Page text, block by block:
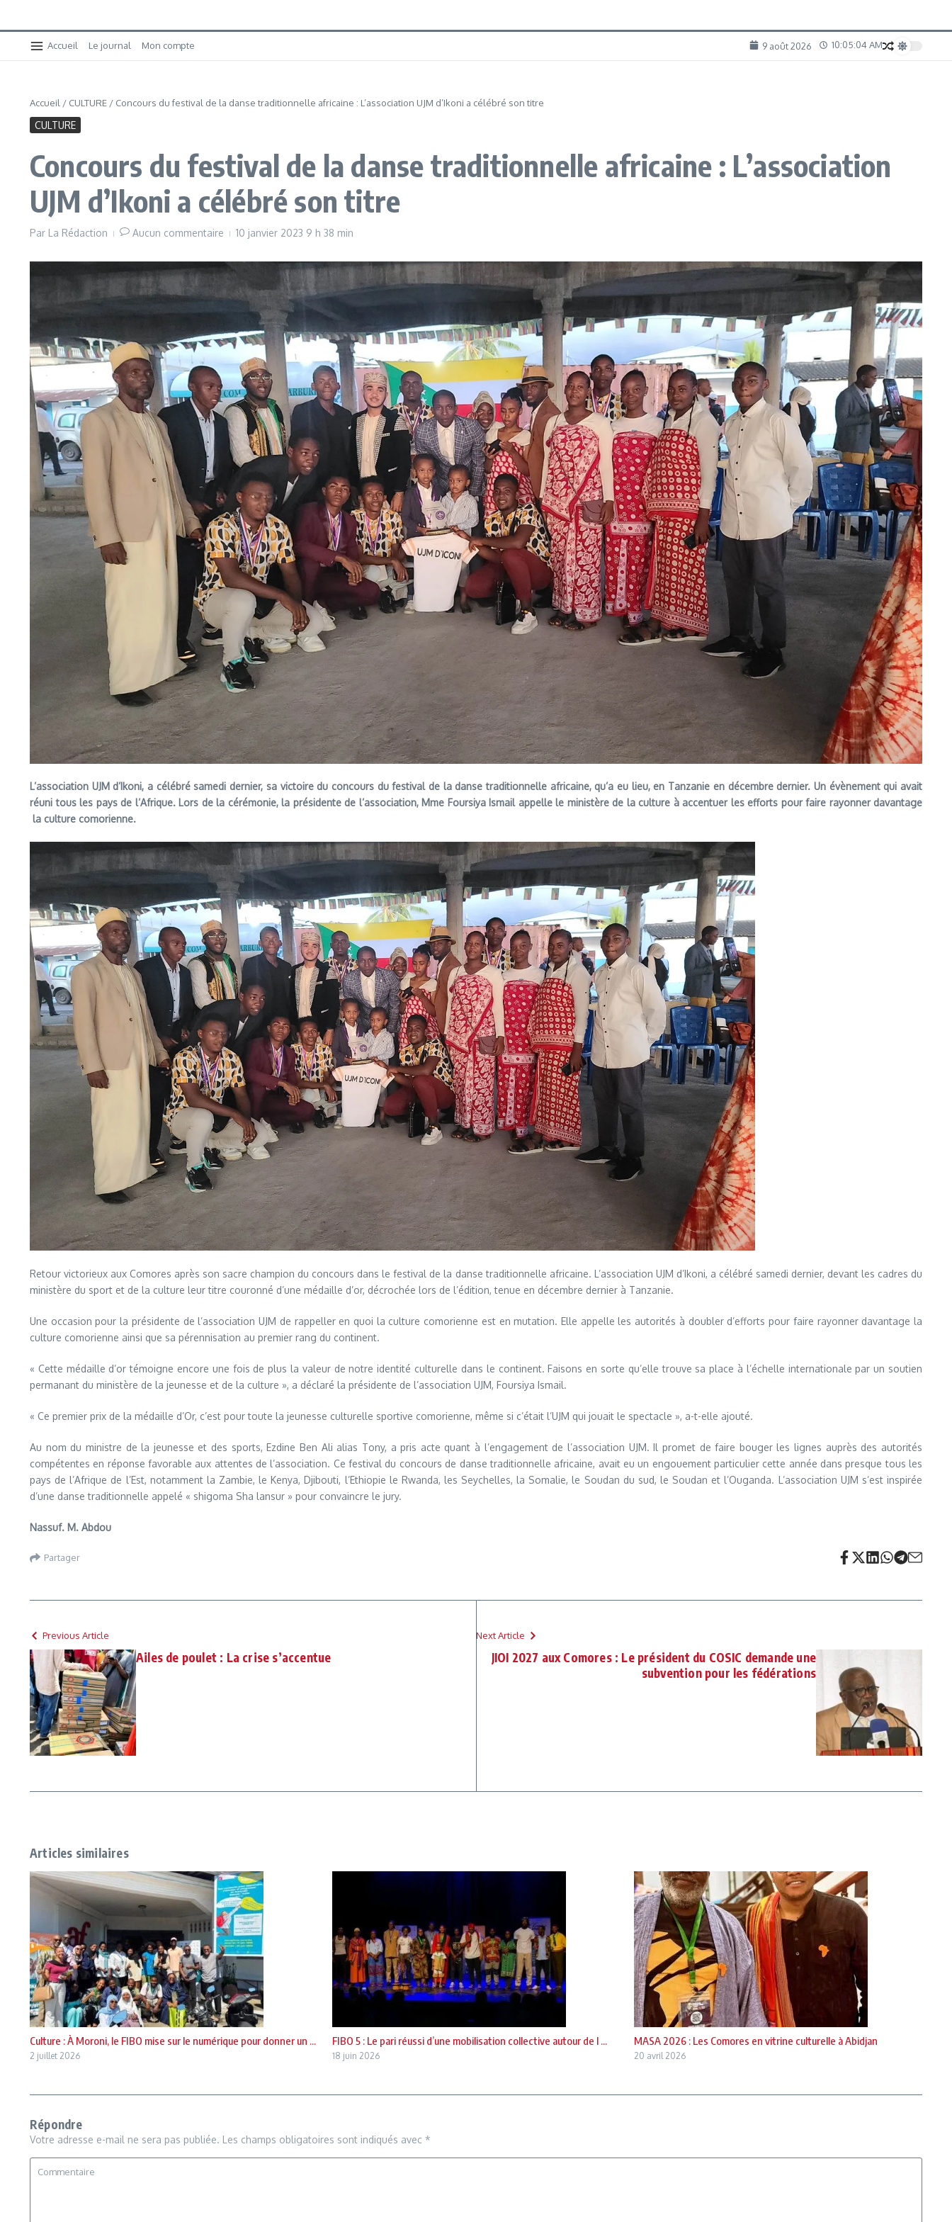
Accueil Le journal Mon compte 9 août 2026 10:05:05 AM
Accueil / CULTURE / Concours du festival de la danse traditionnelle africaine : L’association UJM d’Ikoni a célébré son titre
CULTURE
Concours du festival de la danse traditionnelle africaine : L’association
UJM d’Ikoni a célébré son titre
Par La Rédaction Aucun commentaire 10 janvier 2023 9 h 38 min
L’association UJM d’Ikoni, a célébré samedi dernier, sa victoire du concours du festival de la danse traditionnelle africaine, qu’a eu lieu, en Tanzanie en décembre dernier. Un évènement qui avait
réuni tous les pays de l’Afrique. Lors de la cérémonie, la présidente de l’association, Mme Foursiya Ismail appelle le ministère de la culture à accentuer les efforts pour faire rayonner davantage
la culture comorienne.
Retour victorieux aux Comores après son sacre champion du concours dans le festival de la danse traditionnelle africaine. L’association UJM d’Ikoni, a célébré samedi dernier, devant les cadres du
ministère du sport et de la culture leur titre couronné d’une médaille d’or, décrochée lors de l’édition, tenue en décembre dernier à Tanzanie.
Une occasion pour la présidente de l’association UJM de rappeller en quoi la culture comorienne est en mutation. Elle appelle les autorités à doubler d’efforts pour faire rayonner davantage la
culture comorienne ainsi que sa pérennisation au premier rang du continent.
« Cette médaille d’or témoigne encore une fois de plus la valeur de notre identité culturelle dans le continent. Faisons en sorte qu’elle trouve sa place à l’échelle internationale par un soutien
permanant du ministère de la jeunesse et de la culture », a déclaré la présidente de l’association UJM, Foursiya Ismail.
« Ce premier prix de la médaille d’Or, c’est pour toute la jeunesse culturelle sportive comorienne, même si c’était l’UJM qui jouait le spectacle », a-t-elle ajouté.
Au nom du ministre de la jeunesse et des sports, Ezdine Ben Ali alias Tony, a pris acte quant à l’engagement de l’association UJM. Il promet de faire bouger les lignes auprès des autorités
compétentes en réponse favorable aux attentes de l’association. Ce festival du concours de danse traditionnelle africaine, avait eu un engouement particulier cette année dans presque tous les
pays de l’Afrique de l’Est, notamment la Zambie, le Kenya, Djibouti, l’Ethiopie le Rwanda, les Seychelles, la Somalie, le Soudan du sud, le Soudan et l’Ouganda. L’association UJM s’est inspirée
d’une danse traditionnelle appelé « shigoma Sha lansur » pour convaincre le jury.
Nassuf. M. Abdou
Partager
Previous Article
Ailes de poulet : La crise s’accentue
Next Article
JIOI 2027 aux Comores : Le président du COSIC demande une
subvention pour les fédérations
Articles similaires
Culture : À Moroni, le FIBO mise sur le numérique pour donner un ...
2 juillet 2026
FIBO 5 : Le pari réussi d’une mobilisation collective autour de l ...
18 juin 2026
MASA 2026 : Les Comores en vitrine culturelle à Abidjan
20 avril 2026
Répondre
Votre adresse e-mail ne sera pas publiée. Les champs obligatoires sont indiqués avec *